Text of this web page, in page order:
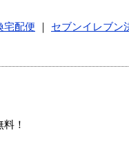
宅配便
セブンイレブン
！